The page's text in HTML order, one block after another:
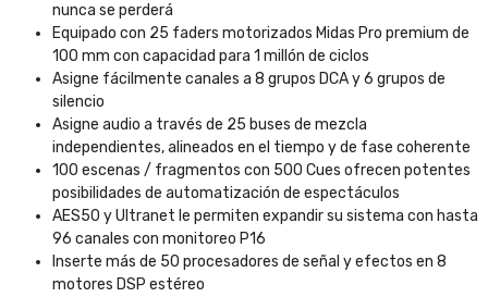
nunca se perderá
Equipado con 25 faders motorizados Midas Pro premium de
100 mm con capacidad para 1 millón de ciclos
Asigne fácilmente canales a 8 grupos DCA y 6 grupos de
silencio
Asigne audio a través de 25 buses de mezcla
independientes, alineados en el tiempo y de fase coherente
100 escenas / fragmentos con 500 Cues ofrecen potentes
posibilidades de automatización de espectáculos
AES50 y Ultranet le permiten expandir su sistema con hasta
96 canales con monitoreo P16
Inserte más de 50 procesadores de señal y efectos en 8
motores DSP estéreo